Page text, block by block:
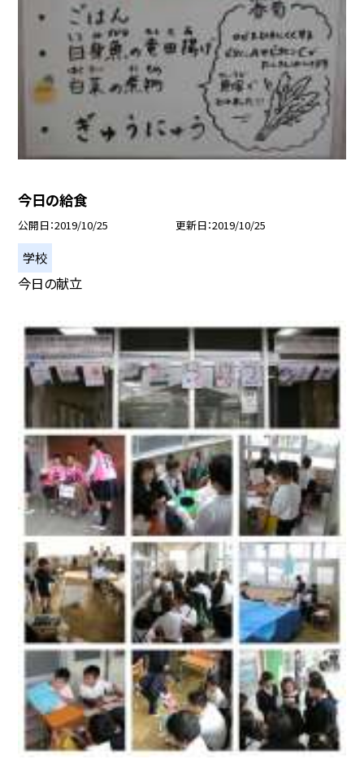
今日の給食
公開日 2019/10/25 更新日 2019/10/25
学校
今日の献立